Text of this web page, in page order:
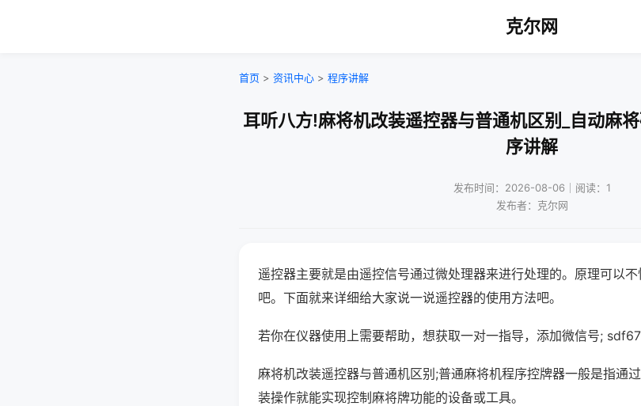
克尔网
首页 > 资讯中心 > 程序讲解
耳听八方!麻将机改装遥控器与普通机区别_自动麻
序讲解
发布时间：2026-08-06｜阅读：1
发布者：克尔网
遥控器主要就是由遥控信号通过微处理器来进行处理的。原理可以
吧。下面就来详细给大家说一说遥控器的使用方法吧。
若你在仪器使用上需要帮助，想获取一对一指导，添加微信号;
麻将机改装遥控器与普通机区别;普通麻将机程序控牌器一般是指通
装操作就能实现控制麻将牌功能的设备或工具。